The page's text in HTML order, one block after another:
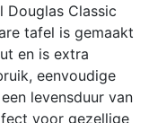
Douglas Classic
tafel is gemaakt
en is extra
eenvoudige
levensduur van
voor gezellige